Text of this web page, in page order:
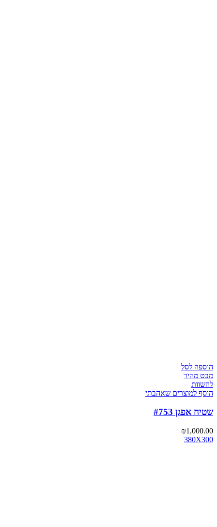
הוספה לסל
מבט מהיר
להשוות
הוסף למוצרים שאהבתי
שטיח אפגן #753
₪1,000.00
380X300